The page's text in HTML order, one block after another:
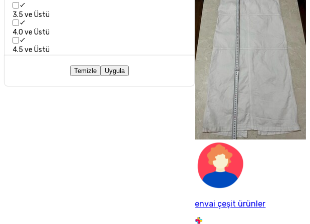
3.5 ve Üstü
4.0 ve Üstü
4.5 ve Üstü
Temizle Uygula
envai çeşit ürünler